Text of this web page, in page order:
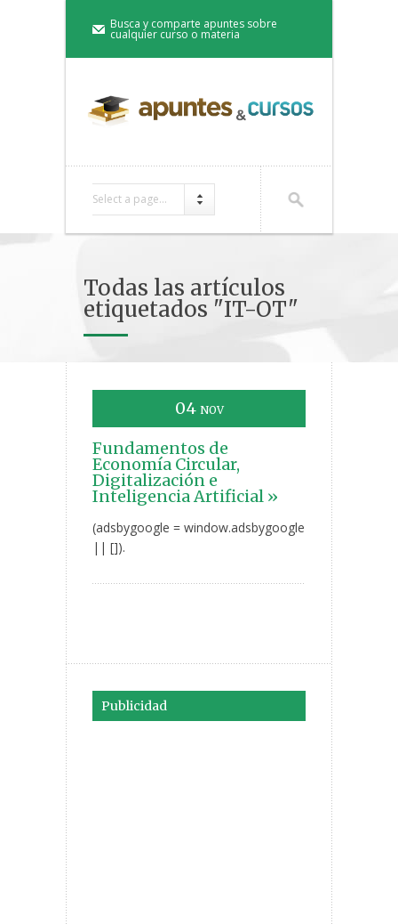
Busca y comparte apuntes sobre
cualquier curso o materia
Select a page...
Todas las artículos
etiquetados "IT-OT"
04 NOV
Fundamentos de
Economía Circular,
Digitalización e
Inteligencia Artificial »
(adsbygoogle = window.adsbygoogle
|| []).
Publicidad